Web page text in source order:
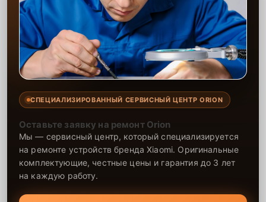
СПЕЦИАЛИЗИРОВАННЫЙ СЕРВИСНЫЙ ЦЕНТР ORION
Оставьте заявку на ремонт Orion
Мы — сервисный центр, который специализируется
на ремонте устройств бренда Xiaomi. Оригинальные
комплектующие, честные цены и гарантия до 3 лет
на каждую работу.